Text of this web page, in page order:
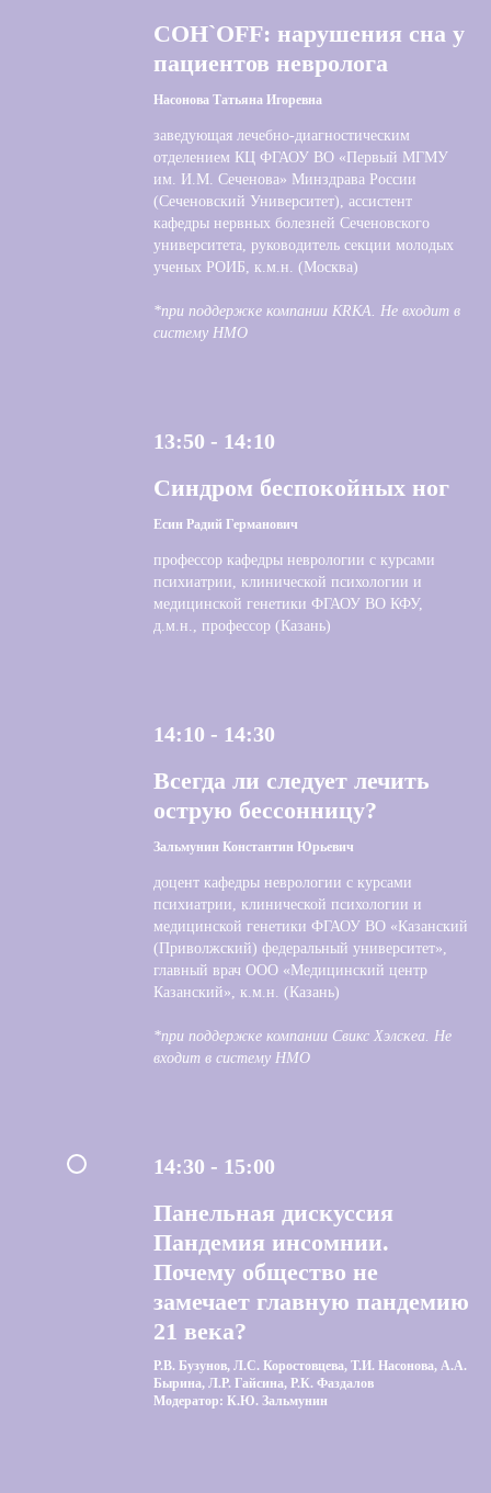
СОН`OFF: нарушения сна у
пациентов невролога
Насонова Татьяна Игоревна
заведующая лечебно-диагностическим
отделением КЦ ФГАОУ ВО «Первый МГМУ
им. И.М. Сеченова» Минздрава России
(Сеченовский Университет), ассистент
кафедры нервных болезней Сеченовского
университета, руководитель секции молодых
ученых РОИБ, к.м.н. (Москва)
*при поддержке компании KRKA. Не входит в
систему НМО
13:50 - 14:10
Синдром беспокойных ног
Есин Радий Германович
профессор кафедры неврологии с курсами
психиатрии, клинической психологии и
медицинской генетики ФГАОУ ВО КФУ,
д.м.н., профессор (Казань)
14:10 - 14:30
Всегда ли следует лечить
острую бессонницу?
Зальмунин Константин Юрьевич
доцент кафедры неврологии с курсами
психиатрии, клинической психологии и
медицинской генетики ФГАОУ ВО «Казанский
(Приволжский) федеральный университет»,
главный врач ООО «Медицинский центр
Казанский», к.м.н. (Казань)
*при поддержке компании Свикс Хэлскеа. Не
входит в систему НМО
14:30 - 15:00
Панельная дискуссия
Пандемия инсомнии.
Почему общество не
замечает главную пандемию
21 века?
Р.В. Бузунов, Л.С. Коростовцева, Т.И. Насонова, А.А.
Бырина, Л.Р. Гайсина, Р.К. Фаздалов
Модератор: К.Ю. Зальмунин